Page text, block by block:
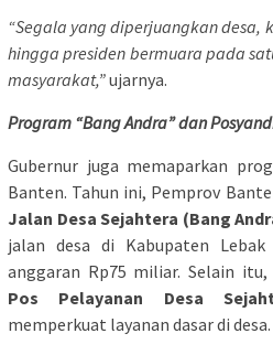
“Segala yang diperjuangkan desa,
hingga presiden bermuara pada
masyarakat,”ujarnya.
Program “Bang Andra” dan
Gubernur juga memaparkan
Banten. Tahun ini, Pemprov
Jalan Desa Sejahtera (Bang
jalan desa di Kabupaten
anggaran Rp75 miliar. Selain itu,
Pos Pelayanan Desa
memperkuat layanan dasar di desa.